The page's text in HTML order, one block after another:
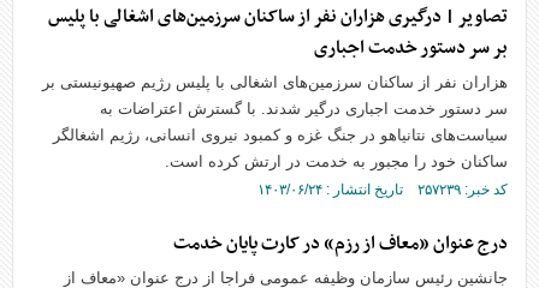
تصاویر | درگیری هزاران نفر از ساکنان سرزمین‌های اشغالی با پلیس
بر سر دستور خدمت اجباری
هزاران نفر از ساکنان سرزمین‌های اشغالی با پلیس رژیم صهیونیستی بر
سر دستور خدمت اجباری درگیر شدند. با گسترش اعتراضات به
سیاست‌های نتانیاهو در جنگ غزه و کمبود نیروی انسانی، رژیم اشغالگر
ساکنان خود را مجبور به خدمت در ارتش کرده است.
کد خبر: ۲۵۷۲۳۹ تاریخ انتشار : ۱۴۰۳/۰۶/۲۴
درج عنوان «معاف از رزم» در کارت پایان خدمت
جانشین رئیس سازمان وظیفه عمومی فراجا از درج عنوان «معاف از